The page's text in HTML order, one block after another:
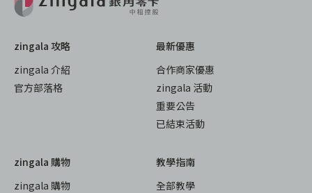
zingala 攻略
zingala 介紹
官方部落格
最新優惠
合作商家優惠
zingala 活動
重要公告
已結束活動
zingala 購物
zingala 購物
教學指南
全部教學